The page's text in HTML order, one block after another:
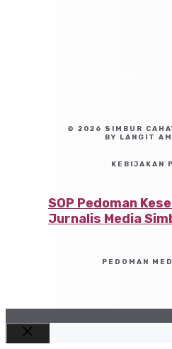
© 2026 SIMBUR
BY LANGIT
KEBIJAKAN
SOP Pedoman
Jurnalis Media
PEDOMAN